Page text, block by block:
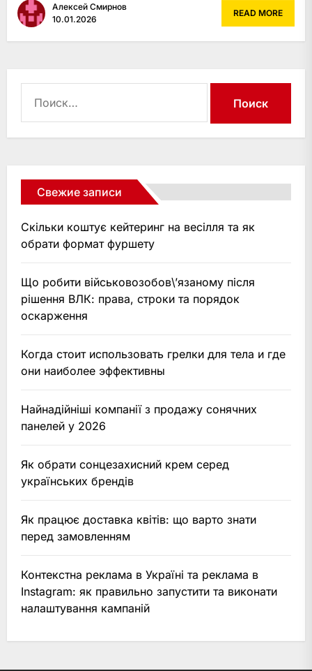
Алексей Смирнов
10.01.2026
READ MORE
Свежие записи
Скільки коштує кейтеринг на весілля та як
обрати формат фуршету
Що робити військовозобов\’язаному після
рішення ВЛК: права, строки та порядок
оскарження
Когда стоит использовать грелки для тела и где
они наиболее эффективны
Найнадійніші компанії з продажу сонячних
панелей у 2026
Як обрати сонцезахисний крем серед
українських брендів
Як працює доставка квітів: що варто знати
перед замовленням
Контекстна реклама в Україні та реклама в
Instagram: як правильно запустити та виконати
налаштування кампаній